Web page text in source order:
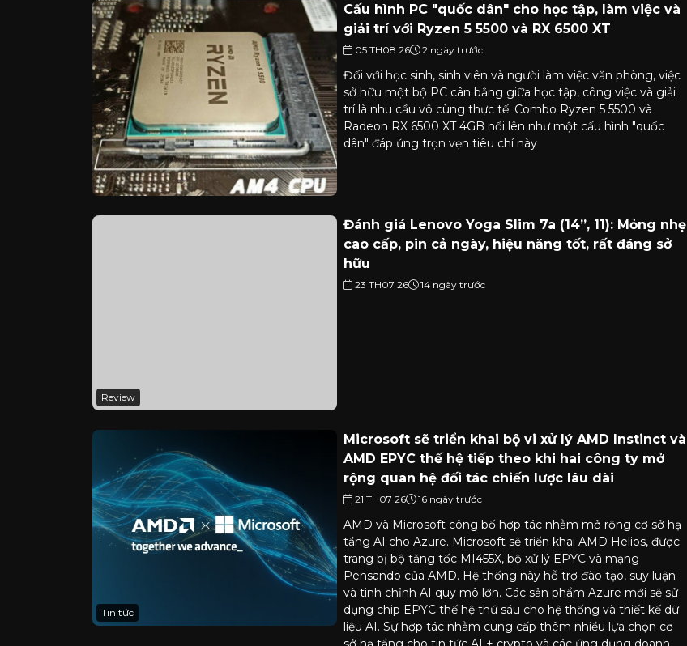
Cấu hình PC "quốc dân" cho học tập, làm việc và
giải trí với Ryzen 5 5500 và RX 6500 XT
05 TH08 26 2 ngày trước
Đối với học sinh, sinh viên và người làm việc văn phòng, việc
sở hữu một bộ PC cân bằng giữa học tập, công việc và giải
trí là nhu cầu vô cùng thực tế. Combo Ryzen 5 5500 và
Radeon RX 6500 XT 4GB nổi lên như một cấu hình "quốc
dân" đáp ứng trọn vẹn tiêu chí này
Review
Đánh giá Lenovo Yoga Slim 7a (14”, 11): Mỏng nhẹ
cao cấp, pin cả ngày, hiệu năng tốt, rất đáng sở
hữu
23 TH07 26 14 ngày trước
Tin tức
Microsoft sẽ triển khai bộ vi xử lý AMD Instinct và
AMD EPYC thế hệ tiếp theo khi hai công ty mở
rộng quan hệ đối tác chiến lược lâu dài
21 TH07 26 16 ngày trước
AMD và Microsoft công bố hợp tác nhằm mở rộng cơ sở hạ
tầng AI cho Azure. Microsoft sẽ triển khai AMD Helios, được
trang bị bộ tăng tốc MI455X, bộ xử lý EPYC và mạng
Pensando của AMD. Hệ thống này hỗ trợ đào tạo, suy luận
và tinh chỉnh AI quy mô lớn. Các sản phẩm Azure mới sẽ sử
dụng chip EPYC thế hệ thứ sáu cho hệ thống và thiết kế dữ
liệu AI. Sự hợp tác nhằm cung cấp thêm nhiều lựa chọn cơ